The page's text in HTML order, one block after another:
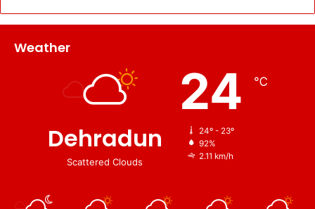
Weather
Dehradun
Scattered Clouds
24 ℃
24º - 23º
92%
2.11 km/h